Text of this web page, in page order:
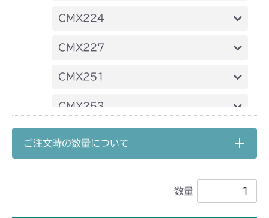
フロントデフ FIG4 ナックル
CMX224
フロントデフ FIG4 ナックル
CMX227
フロントデフ FIG4 ナックル
CMX251
フロントデフ FIG4 ナックル
CMX253
フロントデフ FIG4 ナックル
ご注文時の数量について
数量